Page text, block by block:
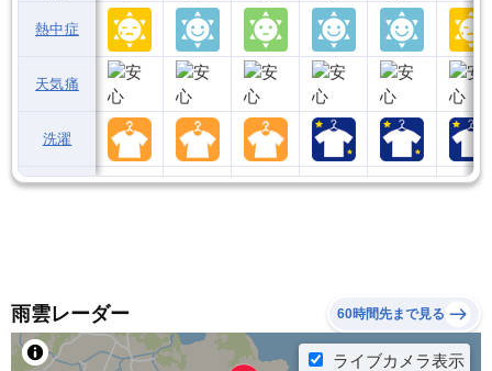
熱中症
天気痛
洗濯
雨雲レーダー 60時間先まで見る